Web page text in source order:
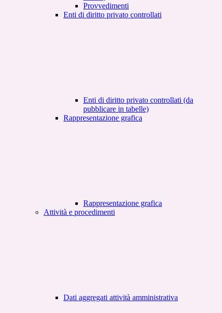
Provvedimenti
Enti di diritto privato controllati
Enti di diritto privato controllati (da
pubblicare in tabelle)
Rappresentazione grafica
Rappresentazione grafica
Attività e procedimenti
Dati aggregati attività amministrativa